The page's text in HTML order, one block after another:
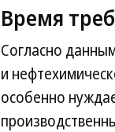
Время
Согласно
и
особенно